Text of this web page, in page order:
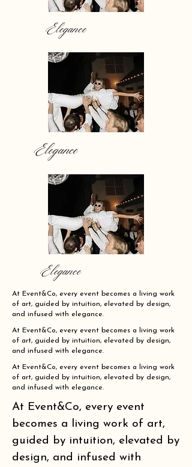
Elegance
Elegance
Elegance
At Event&Co, every event becomes a living work
of art, guided by intuition, elevated by design,
and infused with elegance.
At Event&Co, every event becomes a living work
of art, guided by intuition, elevated by design,
and infused with elegance.
At Event&Co, every event becomes a living work
of art, guided by intuition, elevated by design,
and infused with elegance.
At Event&Co, every event
becomes a living work of art,
guided by intuition, elevated by
design, and infused with